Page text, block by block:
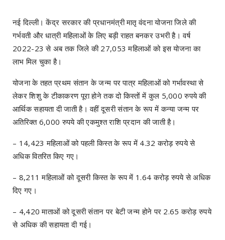
नई दिल्ली। केंद्र सरकार की प्रधानमंत्री मातृ वंदना योजना जिले की
गर्भवती और धात्री महिलाओं के लिए बड़ी राहत बनकर उभरी है। वर्ष
2022-23 से अब तक जिले की 27,053 महिलाओं को इस योजना का
लाभ मिल चुका है।
योजना के तहत प्रथम संतान के जन्म पर पात्र महिलाओं को गर्भावस्था से
लेकर शिशु के टीकाकरण पूरा होने तक दो किस्तों में कुल 5,000 रुपये की
आर्थिक सहायता दी जाती है। वहीं दूसरी संतान के रूप में कन्या जन्म पर
अतिरिक्त 6,000 रुपये की एकमुश्त राशि प्रदान की जाती है।
– 14,423 महिलाओं को पहली किस्त के रूप में 4.32 करोड़ रुपये से
अधिक वितरित किए गए।
– 8,211 महिलाओं को दूसरी किस्त के रूप में 1.64 करोड़ रुपये से अधिक
दिए गए।
– 4,420 माताओं को दूसरी संतान पर बेटी जन्म होने पर 2.65 करोड़ रुपये
से अधिक की सहायता दी गई।